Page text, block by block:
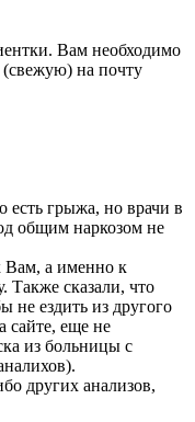
Вам необходимо
на почту
есть грыжа, но врачи в
общим наркозом не
Вам, а именно к
сказали, что
не ездить из другого
сайте, еще не
из больницы с
других анализов,